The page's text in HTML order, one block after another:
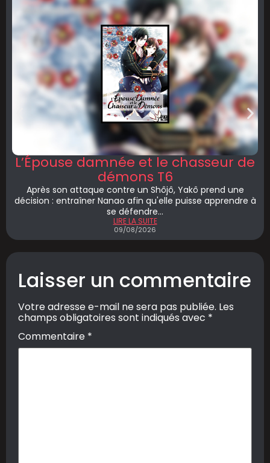
L’Épouse damnée et le chasseur de
démons T6
Après son attaque contre un Shôjô, Yakô prend une
décision : entraîner Nanao afin qu'elle puisse apprendre à
se défendre...
LIRE LA SUITE
09/08/2026
Laisser un commentaire
Votre adresse e-mail ne sera pas publiée. Les
champs obligatoires sont indiqués avec *
Commentaire *